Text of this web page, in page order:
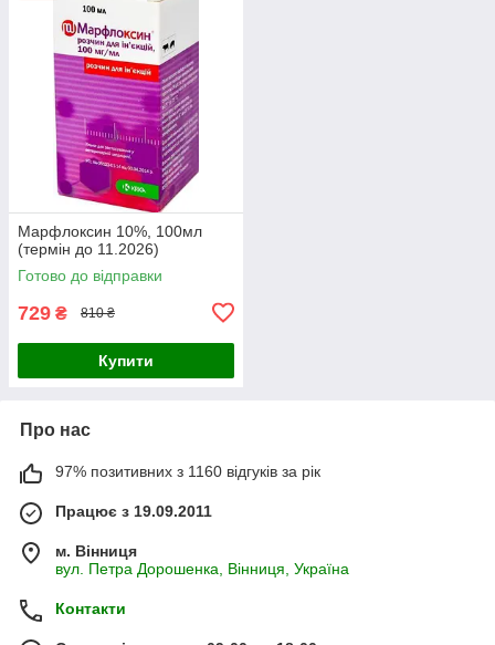
Марфлоксин 10%, 100мл
(термін до 11.2026)
Готово до відправки
729 ₴ 810 ₴
Купити
Про нас
97% позитивних з 1160 відгуків за рік
Працює з 19.09.2011
м. Вінниця
вул. Петра Дорошенка, Вінниця, Україна
Контакти